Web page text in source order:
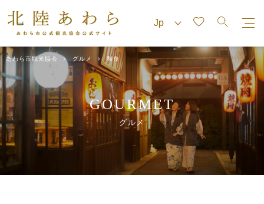
あわら市観光協会 グルメ 和食
GOURMET
グルメ